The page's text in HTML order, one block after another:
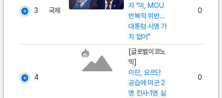
3 국제
자 "미, MOU
반복적 위반…
대통령 서명 가
치 없어"
0
4
[글로벌이코노
믹]
이란, 요르단
공습에 미군 2
명 전사·1명 실
0